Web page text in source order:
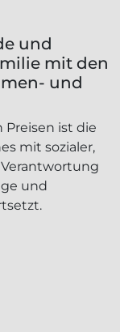
und
mit den
und
ist die
mit sozialer,
und